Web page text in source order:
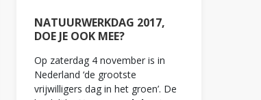
NATUURWERKDAG 2017,
DOE JE OOK MEE?
Op zaterdag 4 november is in
Nederland ‘de grootste
vrijwilligers dag in het groen’. De